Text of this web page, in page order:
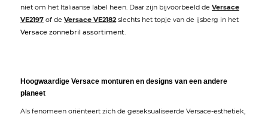
niet om het Italiaanse label heen. Daar zijn bijvoorbeeld de Versace
VE2197 of de Versace VE2182slechts het topje van de ijsberg in het
Versace zonnebril assortiment.
Hoogwaardige Versace monturen en designs van een andere
planeet
Als fenomeen oriënteert zich de geseksualiseerde Versace-esthetiek,